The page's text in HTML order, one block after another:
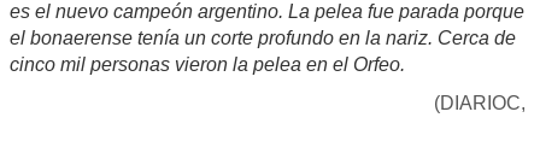
es el nuevo campeón argentino. La pelea fue parada porque
el bonaerense tenía un corte profundo en la nariz. Cerca de
cinco mil personas vieron la pelea en el Orfeo.
(DIARIOC,